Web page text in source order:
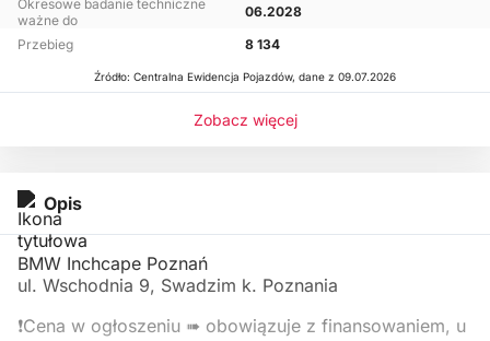
Okresowe badanie techniczne
ważne do
06.2028
Przebieg
8 134
Źródło: Centralna Ewidencja Pojazdów, dane z 09.07.2026
Zobacz więcej
Opis
BMW Inchcape Poznań
ul. Wschodnia 9, Swadzim k. Poznania
❗️Cena w ogłoszeniu ➠ obowiązuje z finansowaniem, u